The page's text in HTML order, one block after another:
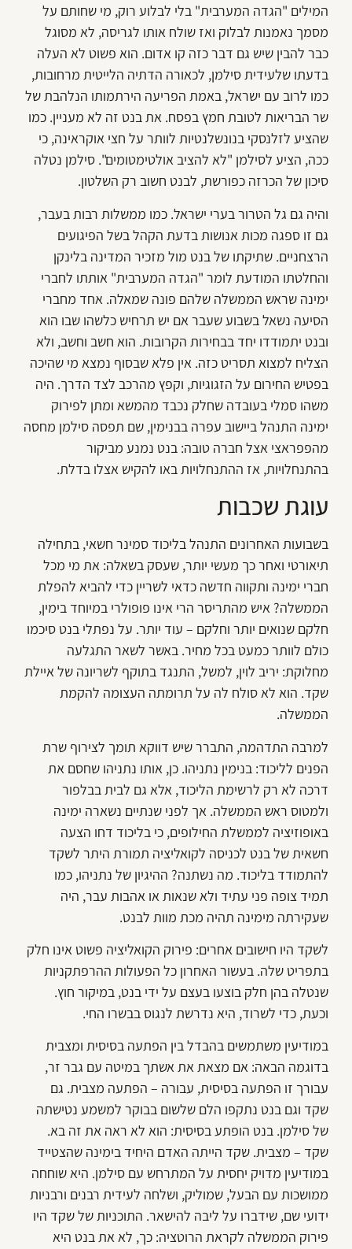
המילים "הגדה המערבית" בלי לבלוע רוק, מי שחותם על
מסמך נאמנות לבלוק ואז שולח אותו לגריסה, לא מסוגל
כבר להבין שיש גם דבר כזה קו אדום. הוא פשוט לא העלה
בדעתו שלעידית סילמן, לכאורה הדתיה הלייטית מרחובות,
כמו לרוב עם ישראל, באמת הפריעה הירתמותו הנלהבת של
שר הבריאות לטובת חמץ בפסח. את בנט זה לא מעניין. כמו
שהציע לזלנסקי בנונשלנטיות לוותר על חצי אוקראינה, כי
ככה, הציע לסילמן "לא להציב אולטימטומים". סילמן נטלה
סיכון של הכרזה כפורשת, לבנט חשוב רק השלטון.
והיה גם גל הטרור בערי ישראל. כמו ממשלות רבות בעבר,
גם זו ספגה מכות אנושות בדעת הקהל בשל הפיגועים
הרצחניים. שתיקתו של בנט מול מזכיר המדינה בלינקן
והחלטתו המודעת לומר "הגדה המערבית" אותתו לחברי
ימינה שראש הממשלה שלהם פונה שמאלה. אחד מחברי
הסיעה נשאל בשבוע שעבר אם יש תרחיש כלשהו שבו הוא
ובנט יתמודדו יחד בבחירות הקרובות. הוא חשב וחשב, ולא
הצליח למצוא תסריט כזה. אין פלא שבסוף נמצא מי שהיכה
בפטיש החירום על הזגוגיות, וקפץ מהרכב לצד הדרך. היה
משהו סמלי בעובדה שחלק נכבד מהמשא ומתן לפירוק
ימינה התנהל ביישוב עפרה בבנימין, שם תפסה סילמן מחסה
מהפפראצי אצל חברה טובה: בנט נמנע מביקור
בהתנחלויות, אז ההתנחלויות באו להקיש אצלו בדלת.
עוגת שכבות
בשבועות האחרונים התנהל בליכוד סמינר חשאי, בתחילה
תיאורטי ואחר כך מעשי יותר, שעסק בשאלה: את מי מכל
חברי ימינה ותקווה חדשה כדאי לשריין כדי להביא להפלת
הממשלה? איש מהתריסר הרי אינו פופולרי במיוחד בימין,
חלקם שנואים יותר וחלקם – עוד יותר. על נפתלי בנט סיכמו
כולם לוותר כמעט בכל מחיר. באשר לשאר התגלעה
מחלוקת: יריב לוין, למשל, התנגד בתוקף לשריונה של איילת
שקד. הוא לא סולח לה על תרומתה העצומה להקמת
הממשלה.
למרבה התדהמה, התברר שיש דווקא תומך לצירוף שרת
הפנים לליכוד: בנימין נתניהו. כן, אותו נתניהו שחסם את
דרכה לא רק לרשימת הליכוד, אלא גם לבית בבלפור
ולמטוס ראש הממשלה. אך לפני שנתיים נשארה ימינה
באופוזיציה לממשלת החילופים, כי בליכוד דחו הצעה
חשאית של בנט לכניסה לקואליציה תמורת היתר לשקד
להתמודד בליכוד. מה נשתנה? ההיגיון של נתניהו, כמו
תמיד צופה פני עתיד ולא שנאות או אהבות עבר, היה
שעקירתה מימינה תהיה מכת מוות לבנט.
לשקד היו חישובים אחרים: פירוק הקואליציה פשוט אינו חלק
בתפריט שלה. בעשור האחרון כל הפעולות ההרפתקניות
שנטלה בהן חלק בוצעו בעצם על ידי בנט, במיקור חוץ.
וכעת, כדי לשרוד, היא נדרשת לנגוס בבשרו החי.
במודיעין משתמשים בהבדל בין הפתעה בסיסית ומצבית
בדוגמה הבאה: אם מצאת את אשתך במיטה עם גבר זר,
עבורך זו הפתעה בסיסית, עבורה – הפתעה מצבית. גם
שקד וגם בנט נתקפו הלם שלשום בבוקר למשמע נטישתה
של סילמן. בנט הופתע בסיסית: הוא לא ראה את זה בא.
שקד – מצבית. שקד הייתה האדם היחיד בימינה שהצטייד
במודיעין מדויק יחסית על המתרחש עם סילמן. היא שוחחה
ממושכות עם הבעל, שמוליק, ושלחה לעידית רבנים ורבניות
ידועי שם, שידברו על ליבה להישאר. התוכניות של שקד היו
פירוק הממשלה לקראת הרוטציה: כך, לא את בנט היא